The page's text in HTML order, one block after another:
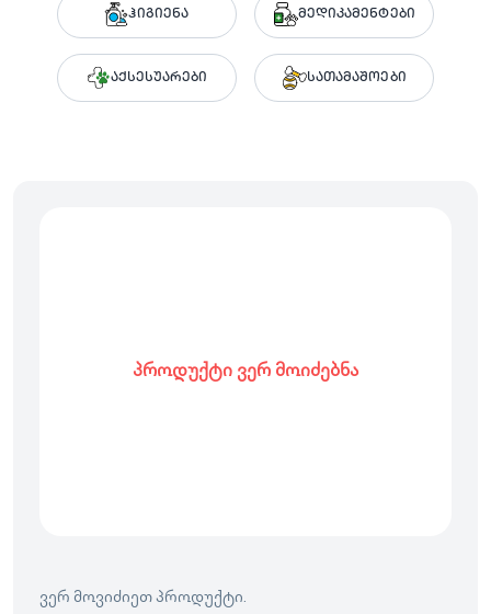
ჰიგიენა მედიკამენტები
აქსესუარები სათამაშოები
პროდუქტი ვერ მოიძებნა
ვერ მოვიძიეთ პროდუქტი.